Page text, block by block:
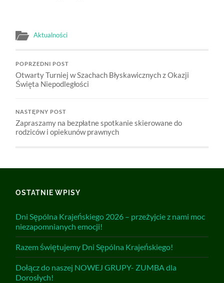
Aktualności
POPRZEDNI POST
Otwarty Turniej w Szachach Błyskawicznych z Okazji
Święta Niepodległości
NASTĘPNY POST
Zapraszamy na bezpłatne spotkanie skierowane do
rodziców i opiekunów prawnych
OSTATNIE WPISY
Dni Sępólna Krajeńskiego 2026 – przeżyjcie z nami moc
niezapomnianych emocji!
Razem świętujemy Dni Sępólna Krajeńskiego!
Dołącz do naszej NOWEJ GRUPY- ZUMBA dla
Dorosłych!